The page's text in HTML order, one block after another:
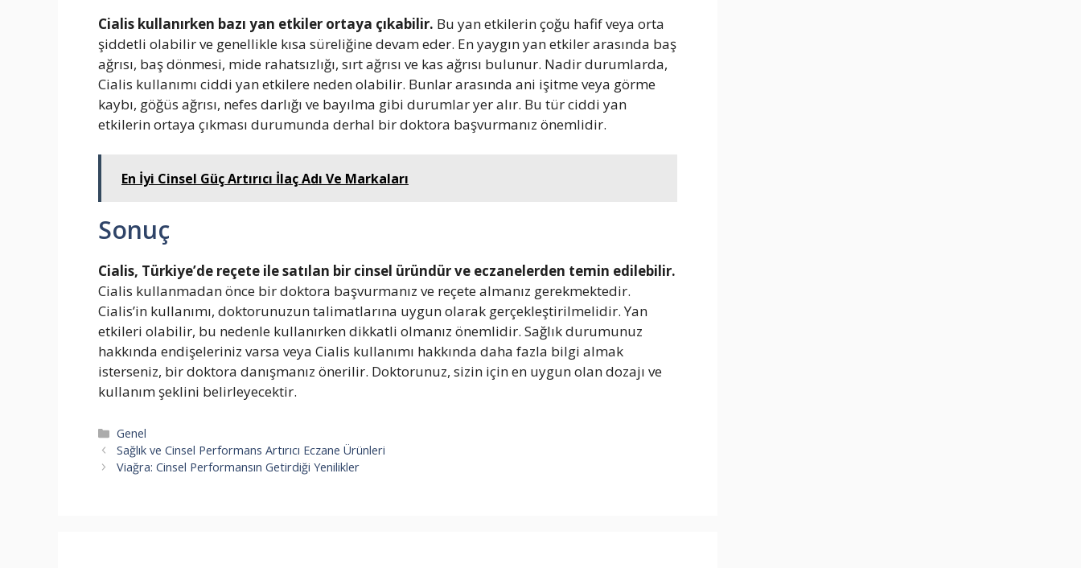
Cialis kullanırken bazı yan etkiler ortaya çıkabilir. Bu yan etkilerin çoğu hafif veya orta
şiddetli olabilir ve genellikle kısa süreliğine devam eder. En yaygın yan etkiler arasında baş
ağrısı, baş dönmesi, mide rahatsızlığı, sırt ağrısı ve kas ağrısı bulunur. Nadir durumlarda,
Cialis kullanımı ciddi yan etkilere neden olabilir. Bunlar arasında ani işitme veya görme
kaybı, göğüs ağrısı, nefes darlığı ve bayılma gibi durumlar yer alır. Bu tür ciddi yan
etkilerin ortaya çıkması durumunda derhal bir doktora başvurmanız önemlidir.
En İyi Cinsel Güç Artırıcı İlaç Adı Ve Markaları
Sonuç
Cialis, Türkiye’de reçete ile satılan bir cinsel üründür ve eczanelerden temin edilebilir.
Cialis kullanmadan önce bir doktora başvurmanız ve reçete almanız gerekmektedir.
Cialis’in kullanımı, doktorunuzun talimatlarına uygun olarak gerçekleştirilmelidir. Yan
etkileri olabilir, bu nedenle kullanırken dikkatli olmanız önemlidir. Sağlık durumunuz
hakkında endişeleriniz varsa veya Cialis kullanımı hakkında daha fazla bilgi almak
isterseniz, bir doktora danışmanız önerilir. Doktorunuz, sizin için en uygun olan dozajı ve
kullanım şeklini belirleyecektir.
Kategoriler
Genel
Sağlık ve Cinsel Performans Artırıcı Eczane Ürünleri
Viağra: Cinsel Performansın Getirdiği Yenilikler